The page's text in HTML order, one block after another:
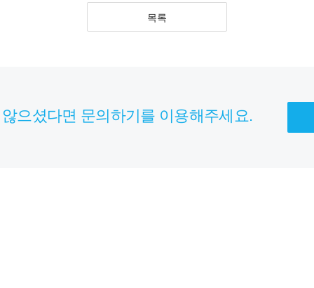
목록
으셨다면 문의하기를 이용해주세요.